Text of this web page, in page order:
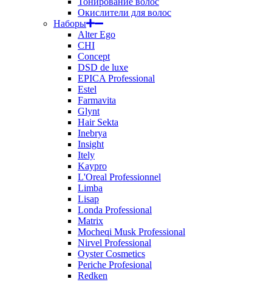
Окислители для волос
Наборы
Alter Ego
CHI
Concept
DSD de luxe
EPICA Professional
Estel
Farmavita
Glynt
Hair Sekta
Inebrya
Insight
Itely
Kaypro
L'Oreal Professionnel
Limba
Lisap
Londa Professional
Matrix
Mocheqi Musk Professional
Nirvel Professional
Oyster Cosmetics
Periche Profesional
Redken